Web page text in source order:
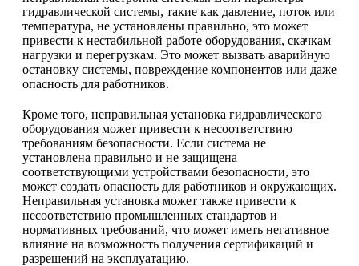
гидравлической системы, такие как давление, поток или
температура, не установлены правильно, это может
привести к нестабильной работе оборудования, скачкам
нагрузки и перегрузкам. Это может вызвать аварийную
остановку системы, повреждение компонентов или даже
опасность для работников.
Кроме того, неправильная установка гидравлического
оборудования может привести к несоответствию
требованиям безопасности. Если система не
установлена правильно и не защищена
соответствующими устройствами безопасности, это
может создать опасность для работников и окружающих.
Неправильная установка может также привести к
несоответствию промышленных стандартов и
нормативных требований, что может иметь негативное
влияние на возможность получения сертификаций и
разрешений на эксплуатацию.